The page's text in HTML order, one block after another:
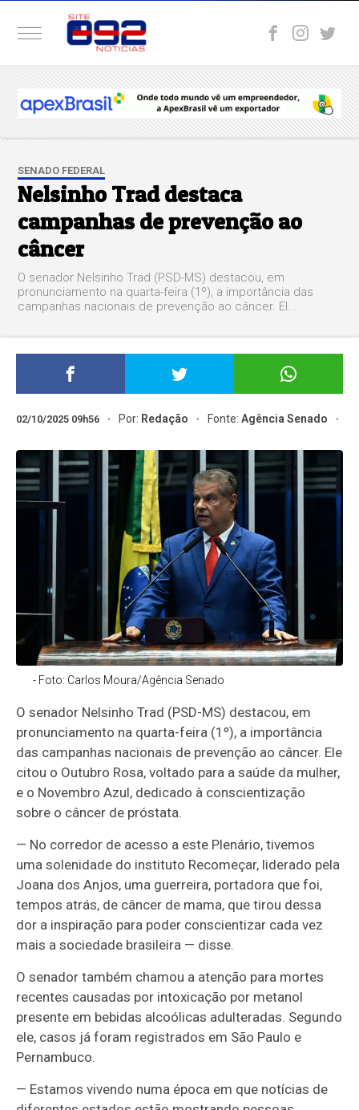
SENADO FEDERAL
Nelsinho Trad destaca
campanhas de prevenção ao
câncer
O senador Nelsinho Trad (PSD-MS) destacou, em
pronunciamento na quarta-feira (1º), a importância das
campanhas nacionais de prevenção ao câncer. El...
02/10/2025 09h56 Por: Redação Fonte:Agência Senado
- Foto: Carlos Moura/Agência Senado
O senador Nelsinho Trad (PSD-MS) destacou, em
pronunciamento na quarta-feira (1º), a importância
das campanhas nacionais de prevenção ao câncer. Ele
citou o Outubro Rosa, voltado para a saúde da mulher,
e o Novembro Azul, dedicado à conscientização
sobre o câncer de próstata.
— No corredor de acesso a este Plenário, tivemos
uma solenidade do instituto Recomeçar, liderado pela
Joana dos Anjos, uma guerreira, portadora que foi,
tempos atrás, de câncer de mama, que tirou dessa
dor a inspiração para poder conscientizar cada vez
mais a sociedade brasileira — disse.
O senador também chamou a atenção para mortes
recentes causadas por intoxicação por metanol
presente em bebidas alcoólicas adulteradas. Segundo
ele, casos já foram registrados em São Paulo e
Pernambuco.
— Estamos vivendo numa época em que notícias de